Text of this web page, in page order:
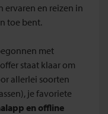
ervaren en reizen in
toe bent.
met
staat klaar om
allerlei soorten
je favoriete
en offline